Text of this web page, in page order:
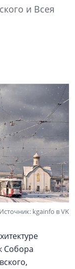
и Всея
Источник: kgainfo в VK
Собора